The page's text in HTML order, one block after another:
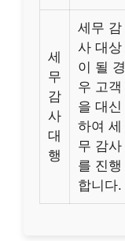
세
무
감
사
대
행
세무 감
사 대상
이 될 경
우 고객
을 대신
하여 세
무 감사
를 진행
합니다.